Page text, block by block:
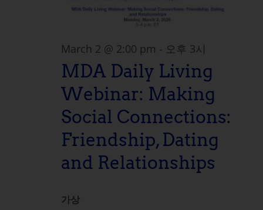
March 2 @ 2:00 pm - 오후 3시
MDA Daily Living
Webinar: Making
Social Connections:
Friendship, Dating
and Relationships
가상